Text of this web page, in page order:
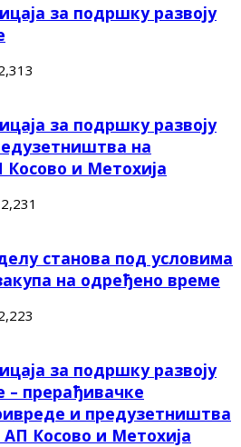
за подршку развоју
за подршку развоју
на
Косово и Метохија
2,231
станова под условима
на одређено време
за подршку развоју
прерађивачке
и предузетништва
АП Косово и Метохија